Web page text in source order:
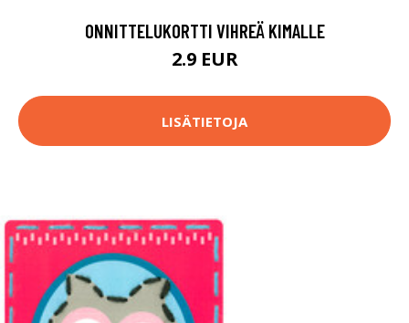
ONNITTELUKORTTI VIHREÄ KIMALLE
2.9 EUR
LISÄTIETOJA